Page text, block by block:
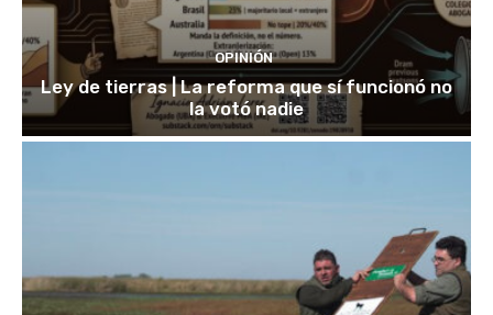
OPINIÓN
Ley de tierras | La reforma que sí funcionó no
la votó nadie